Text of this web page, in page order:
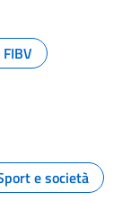
e società